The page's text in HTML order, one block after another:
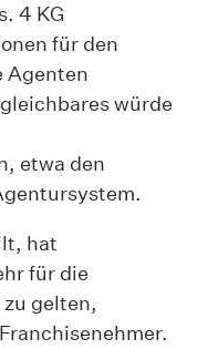
4 KG
für den
Agenten
würde
etwa den
hat
für die
gelten,